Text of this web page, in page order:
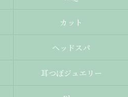
カット
ヘッドスパ
耳つぼジュエリー